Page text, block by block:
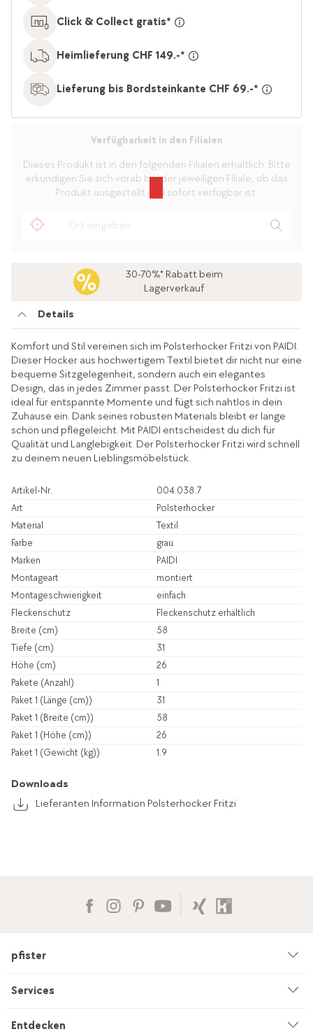
Click & Collect gratis*
Heimlieferung CHF 149.-*
Lieferung bis Bordsteinkante CHF 69.-*
Verfügbarkeit in den Filialen
Dieses Produkt ist in den folgenden Filialen erhältlich. Bitte
erkundigen Sie sich vorab bei der jeweiligen Filiale, ob das
Produkt ausgestellt und sofort verfügbar ist.
30-70%* Rabatt beim
Lagerverkauf
Details
Komfort und Stil vereinen sich im Polsterhocker Fritzi von PAIDI.
Dieser Hocker aus hochwertigem Textil bietet dir nicht nur eine
bequeme Sitzgelegenheit, sondern auch ein elegantes
Design, das in jedes Zimmer passt. Der Polsterhocker Fritzi ist
ideal für entspannte Momente und fügt sich nahtlos in dein
Zuhause ein. Dank seines robusten Materials bleibt er lange
schön und pflegeleicht. Mit PAIDI entscheidest du dich für
Qualität und Langlebigkeit. Der Polsterhocker Fritzi wird schnell
zu deinem neuen Lieblingsmöbelstück.
Artikel-Nr.
004.038.7
Art
Polsterhocker
Material
Textil
Farbe
grau
Marken
PAIDI
Montageart
montiert
Montageschwierigkeit
einfach
Fleckenschutz
Fleckenschutz erhältlich
Breite (cm)
58
Tiefe (cm)
31
Höhe (cm)
26
Pakete (Anzahl)
1
Paket 1 (Länge (cm))
31
Paket 1 (Breite (cm))
58
Paket 1 (Höhe (cm))
26
Paket 1 (Gewicht (kg))
1.9
Downloads
Lieferanten Information Polsterhocker Fritzi
pfister
Unternehmen
Services
Beratung
Entdecken